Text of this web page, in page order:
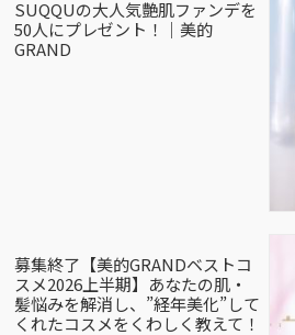
SUQQUの大人気艶肌ファンデを
50人にプレゼント！｜美的
GRAND
募集終了【美的GRANDベストコ
スメ2026上半期】あなたの肌・
髪悩みを解消し、”経年美化”して
くれたコスメをくわしく教えて！